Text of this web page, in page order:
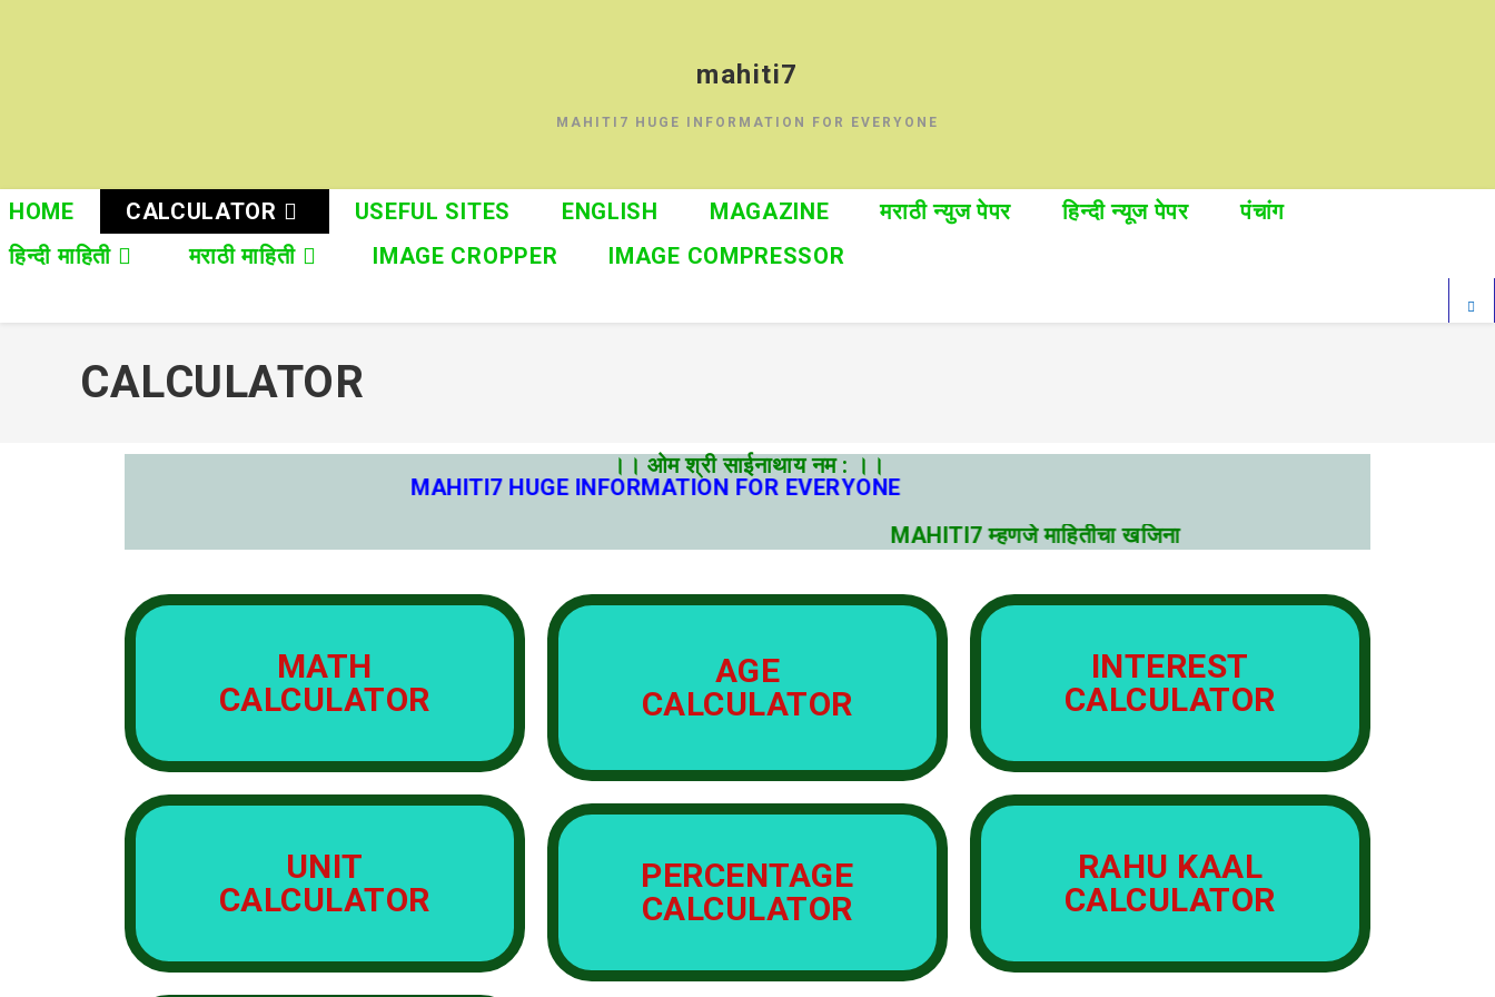
mahiti7
MAHITI7 HUGE INFORMATION FOR EVERYONE
HOME CALCULATOR USEFUL SITES ENGLISH MAGAZINE मराठी न्युज पेपर हिन्दी न्यूज पेपर
पंचांग
हिन्दी माहिती
मराठी माहिती IMAGE CROPPER IMAGE COMPRESSOR
CALCULATOR
।। ओम श्री साईनाथाय नम : ।।
MAHITI7 HUGE INFORMATION FOR EVERYONE
MAHITI7 म्हणजे माहितीचा खजिना
MATH
CALCULATOR
UNIT
CALCULATOR
AGE
CALCULATOR
PERCENTAGE
CALCULATOR
INTEREST
CALCULATOR
RAHU KAAL
CALCULATOR